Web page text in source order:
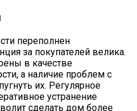
переполнен
за покупателей велика.
в качестве
а наличие проблем с
их. Регулярное
устранение
сделать дом более